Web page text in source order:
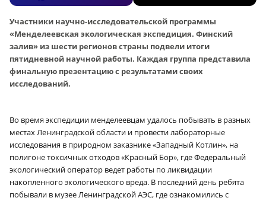
Участники научно-исследовательской программы
«Менделеевская экологическая экспедиция. Финский
залив» из шести регионов страны подвели итоги
пятидневной научной работы. Каждая группа представила
финальную презентацию с результатами своих
исследований.
Во время экспедиции менделеевцам удалось побывать в разных
местах Ленинградской области и провести лабораторные
исследования в природном заказнике «Западный Котлин», на
полигоне токсичных отходов «Красный Бор», где Федеральный
экологический оператор ведет работы по ликвидации
накопленного экологического вреда. В последний день ребята
побывали в музее Ленинградской АЭС, где ознакомились с